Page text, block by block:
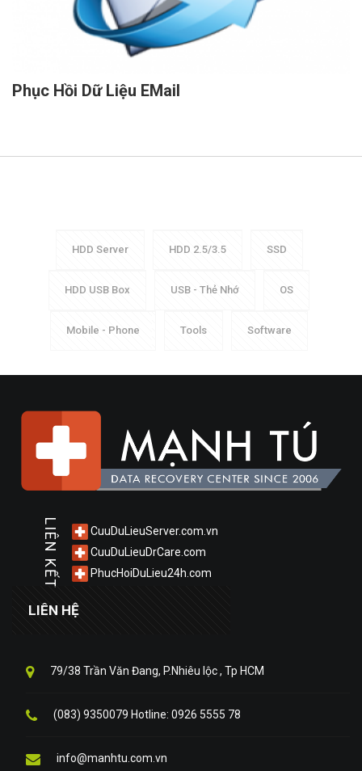
Phục Hồi Dữ Liệu EMail
HDD Server HDD 2.5/3.5 SSD
HDD USB Box USB - Thẻ Nhớ OS
Mobile - Phone Tools Software
LIÊN KẾT
CuuDuLieuServer.com.vn
CuuDuLieuDrCare.com
PhucHoiDuLieu24h.com
LIÊN HỆ
79/38 Trần Văn Đang, P.Nhiêu lộc , Tp HCM
(083) 9350079 Hotline: 0926 5555 78
info@manhtu.com.vn